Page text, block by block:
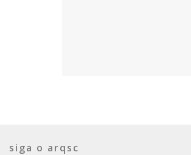
siga o arqsc